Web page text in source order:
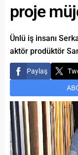
proje
Ünlü iş insanı
aktör prodüktör
Paylaş